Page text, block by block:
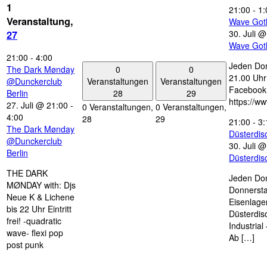
1
Veranstaltung,
27
21:00 - 4:00
The Dark Mønday
@Dunckerclub
Berlin
27. Juli @ 21:00 -
4:00
The Dark Mønday
@Dunckerclub
Berlin
THE DARK
MØNDAY with: Djs
Neue K & Lichene
bis 22 Uhr Eintritt
frei! -quadratic
wave- flexi pop
post punk
0
Veranstaltungen
28
0 Veranstaltungen,
28
0
Veranstaltungen
29
0 Veranstaltungen,
29
21:00 -
Wave
30. Juli
Wave
Jeden
21.00
https://
21:00 -
30. Juli
Jeden
Industrial
Ab […]